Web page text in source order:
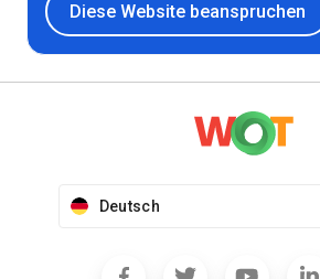
Diese Website beanspruchen
Deutsch